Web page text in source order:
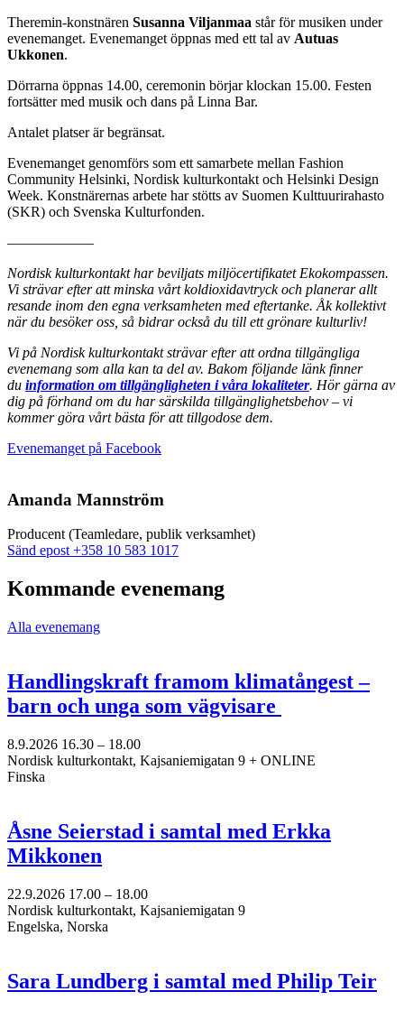
Theremin-konstnären Susanna Viljanmaa står för musiken under
evenemanget. Evenemanget öppnas med ett tal av Autuas
Ukkonen.
Dörrarna öppnas 14.00, ceremonin börjar klockan 15.00. Festen
fortsätter med musik och dans på Linna Bar.
Antalet platser är begränsat.
Evenemanget genomförs som ett samarbete mellan Fashion
Community Helsinki, Nordisk kulturkontakt och Helsinki Design
Week. Konstnärernas arbete har stötts av Suomen Kulttuurirahasto
(SKR) och Svenska Kulturfonden.
––––––––––––
Nordisk kulturkontakt har beviljats miljöcertifikatet Ekokompassen.
Vi strävar efter att minska vårt koldioxidavtryck och planerar allt
resande inom den egna verksamheten med eftertanke. Åk kollektivt
när du besöker oss, så bidrar också du till ett grönare kulturliv!
Vi på Nordisk kulturkontakt strävar efter att ordna tillgängliga
evenemang som alla kan ta del av. Bakom följande länk finner
du information om tillgängligheten i våra lokaliteter. Hör gärna av
dig på förhand om du har särskilda tillgänglighetsbehov – vi
kommer göra vårt bästa för att tillgodose dem.
Evenemanget på FacebookÖppnas
ny
Amanda Mannström
Producent (Teamledare, publik verksamhet)
Sänd epost Sänd
amanda.mannstrom@nkk.org
+358 10 583 1017
Kommande evenemang
Alla evenemang
Handlingskraft framom klimatångest –
barn och unga som vägvisare
8.9.2026 16.30 – 18.00
Nordisk kulturkontakt, Kajsaniemigatan 9 + ONLINE
Finska
Åsne Seierstad i samtal med Erkka
Mikkonen
22.9.2026 17.00 – 18.00
Nordisk kulturkontakt, Kajsaniemigatan 9
Engelska, Norska
Sara Lundberg i samtal med Philip Teir